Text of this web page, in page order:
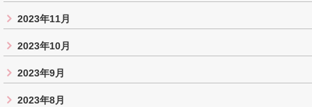
2023年11月
2023年10月
2023年9月
2023年8月